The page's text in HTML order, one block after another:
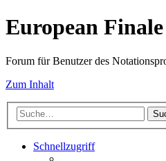
European
Forum für Benutzer des
Zum Inhalt
Schnellzugriff